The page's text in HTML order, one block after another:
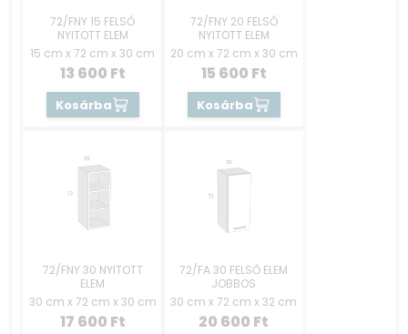
72/FNY 15 FELSŐ
NYITOTT ELEM
15 cm x 72 cm x 30 cm
13 600 Ft
Kosárba
72/FNY 20 FELSŐ
NYITOTT ELEM
20 cm x 72 cm x 30 cm
15 600 Ft
Kosárba
72/FNY 30 NYITOTT
ELEM
30 cm x 72 cm x 30 cm
17 600 Ft
72/FA 30 FELSŐ ELEM
JOBBOS
30 cm x 72 cm x 32 cm
20 600 Ft